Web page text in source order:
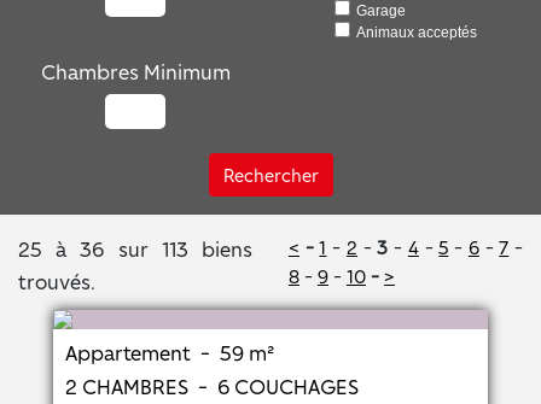
Chambres Minimum
Garage
Animaux acceptés
Rechercher
25 à 36 sur 113 biens
trouvés.
< -1 - 2 -3 - 4-5 - 6-7 -
8 - 9 - 10 - >
Appartement - 59 m²
2 CHAMBRES - 6 COUCHAGES